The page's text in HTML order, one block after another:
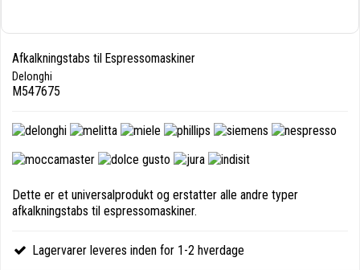
Afkalkningstabs til Espressomaskiner
Delonghi
M547675
Dette er et universalprodukt og erstatter alle andre typer
afkalkningstabs til espressomaskiner.
Lagervarer leveres inden for 1-2 hverdage